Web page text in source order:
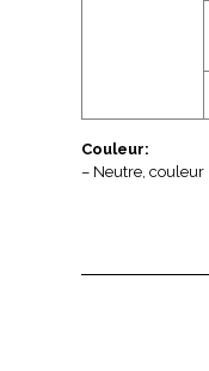
Couleur:
– Neutre,